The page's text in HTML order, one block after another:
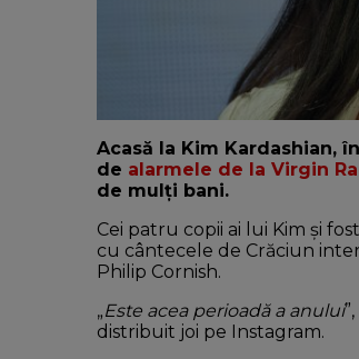
Acasă la Kim Kardashian,
de alarmele de la Virgin
de mulți bani.
Cei patru copii ai lui Kim și
cu cântecele de Crăciun
Philip Cornish.
„Este acea perioadă a anului
distribuit joi pe Instagram.